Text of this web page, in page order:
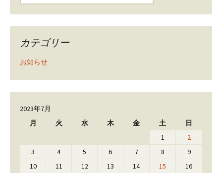
カテゴリー
お知らせ
2023年7月
月
火 水 木 金 土 日
1
2
3
4 5 6 7 8
9
10
11 12 13 14 15
16